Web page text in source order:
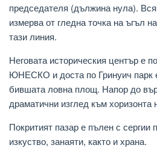
председателя (дължина нула).
измерва от гледна точка на ъгъл
тази линия.
Неговата историческия център е
ЮНЕСКО и доста по Гринуич парк
бившата ловна площ. Напор до
драматични изглед към хоризонта
Покритият пазар е пълен с сергии
изкуство, занаяти, както и храна.